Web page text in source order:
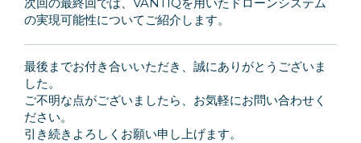
次回の最終回では、VANTIQを用いたドローンシステム
の実現可能性についてご紹介します。
最後までお付き合いいただき、誠にありがとうございま
した。
ご不明な点がございましたら、お気軽にお問い合わせく
ださい。
引き続きよろしくお願い申し上げます。